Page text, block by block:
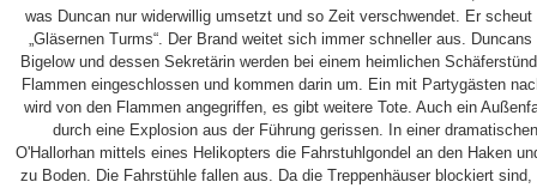
was Duncan nur widerwillig umsetzt und so Zeit verschwendet. Er
„Gläsernen Turms“. Der Brand weitet sich immer schneller aus.
Bigelow und dessen Sekretärin werden bei einem heimlichen
Flammen eingeschlossen und kommen darin um. Ein mit Partygästen
wird von den Flammen angegriffen, es gibt weitere Tote. Auch ein
durch eine Explosion aus der Führung gerissen. In einer
O'Hallorhan mittels eines Helikopters die Fahrstuhlgondel an den Haken
zu Boden. Die Fahrstühle fallen aus. Da die Treppenhäuser blockiert